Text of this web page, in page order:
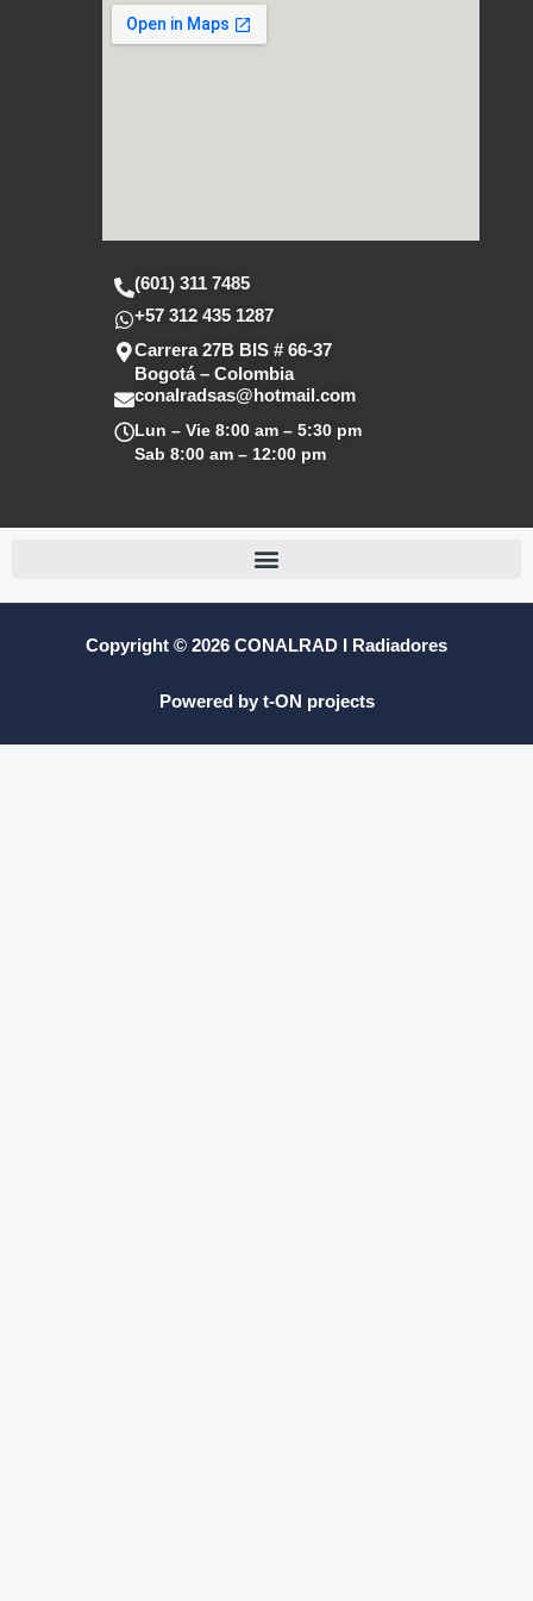
a
p
(601) 311 7485
+57 312 435 1287
Carrera 27B BIS # 66-37
Bogotá – Colombia
conalradsas@hotmail.com
Lun – Vie 8:00 am – 5:30 pm
Sab 8:00 am – 12:00 pm
Copyright © 2026 CONALRAD I Radiadores
Powered by t-ON projects